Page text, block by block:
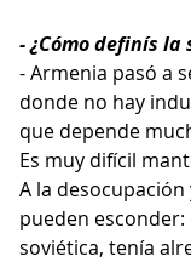
- ¿Cómo definís
- Armenia pasó a
donde no hay
que depende
Es muy difícil
A la
pueden
soviética, tenía